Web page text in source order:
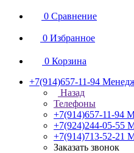
0 Сравнение
0 Избранное
0 Корзина
+7(914)657-11-94
Назад
Телефоны
+7(914)657-11-94
+7(924)244-05-55
+7(914)713-52-21
Заказать звонок